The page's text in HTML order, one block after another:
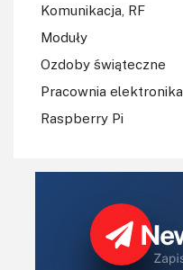
Komunikacja, RF
Moduły
Ozdoby świąteczne
Pracownia elektronika
Raspberry Pi
Robotyka
Sterowniki silników